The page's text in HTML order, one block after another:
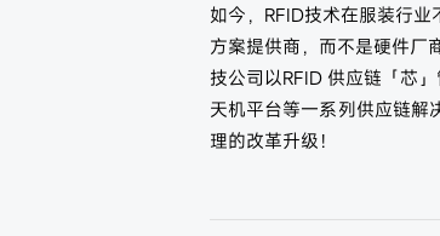
如今，RFID技术在服装行
方案提供商，而不是硬件厂
技公司以RFID 供应链「芯
天机平台等一系列供应链解
理的改革升级！